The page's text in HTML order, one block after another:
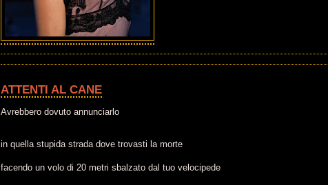
ATTENTI AL CANE
Avrebbero dovuto annunciarlo
in quella stupida strada dove trovasti la morte
facendo un volo di 20 metri sbalzato dal tuo velocipede